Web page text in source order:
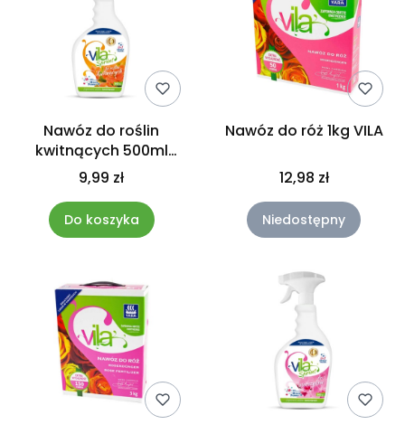
Nawóz do roślin
kwitnących 500ml
spray mgiełka 2w1 Vila
9,99 zł
Do koszyka
Nawóz do róż 1kg VILA
12,98 zł
Niedostępny